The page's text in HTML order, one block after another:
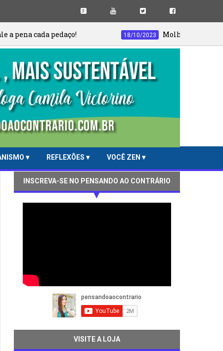
18/10/2023 Molho de tomate do jeito certo!
REFLEXÕES VOCÊ ZEN
INSCREVA-SE NO PENSANDO AO CONTRÁRIO
VISITE A LOJA